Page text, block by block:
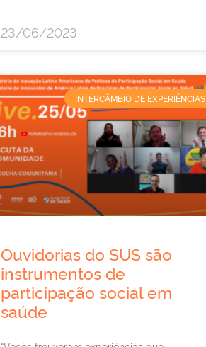
23/06/2023
INTERCÂMBIO DE EXPERIÊNCIAS
Ouvidorias do SUS são
instrumentos de
participação social em
saúde